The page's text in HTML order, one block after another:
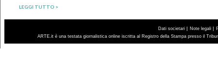
LEGGI TUTTO >
Dati societari | Note legali |
ARTE.it è una testata giornalistica online iscritta al Registro della Stampa presso il